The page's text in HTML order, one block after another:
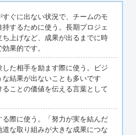
すぐに出ない状況で、チームのモ
するために使う。長期プロジェ
ち上げなど、成果が出るまでに時
果的です。
した相手を励ます際に使う。ビジ
な結果が出ないことも多いです
ことの価値を伝える言葉として
る際に使う。「努力が実を結んだ
な取り組みが大きな成果につな